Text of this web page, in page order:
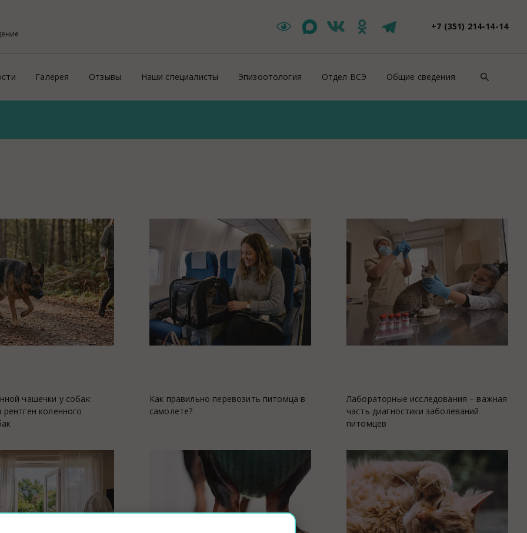
+7 (351) 214-14-14
района
услуг потребителям
животных
Галерея
Видео
Отзывы Наши специалисты Эпизоотология
Эпизоотическая ситуация
Сопроводительные документы на животных
Противоэпизоотические мероприятия
Отдел ВСЭ
Новости ВСЭ
Общие сведения
Нормативно-правовые
Вакансии
Консультация
Закупки
Спасибо, Айболит!
чашечки у собак:
коленного
Как правильно перевозить питомца в
самолете?
Лабораторные исследования – важная
часть диагностики заболеваний
питомцев